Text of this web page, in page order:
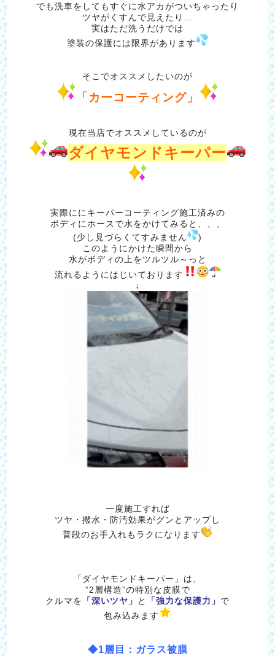
でも洗車をしてもすぐに水アカがついちゃったり
ツヤがくすんで見えたり…
実はただ洗うだけでは
塗装の保護には限界があります
そこでオススメしたいのが
「カーコーティング」
現在当店でオススメしているのが
ダイヤモンドキーパー
実際ににキーパーコーティング施工済みの
ボディにホースで水をかけてみると、、、
(少し見づらくてすみません
)
このようにかけた瞬間から
水がボディの上をツルツル～っと
流れるようにはじいております
↓
一度施工すれば
ツヤ・撥水・防汚効果がグンとアップし
普段のお手入れもラクになります
「ダイヤモンドキーパー」は、
“2層構造”の特別な皮膜で
クルマを
「深いツヤ」 と 「強力な保護力」 で
包み込みます
◆1層目：ガラス被膜